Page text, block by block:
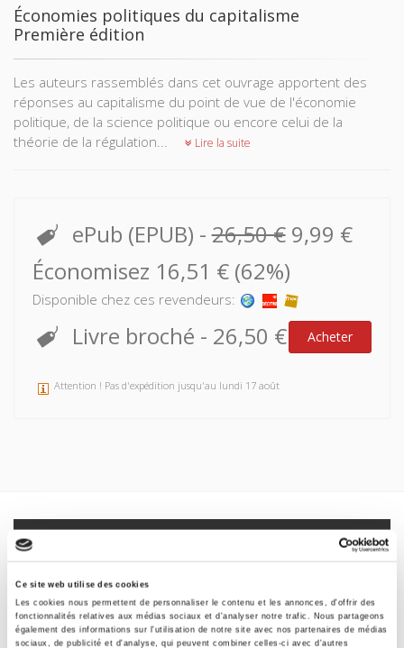
Ce site web utilise des cookies
Les cookies nous permettent de personnaliser le contenu et les annonces, d'offrir des
fonctionnalités relatives aux médias sociaux et d'analyser notre trafic. Nous partageons
également des informations sur l'utilisation de notre site avec nos partenaires de médias
sociaux, de publicité et d'analyse, qui peuvent combiner celles-ci avec d'autres
Économies politiques du capitalisme
Première édition
Les auteurs rassemblés dans cet ouvrage apportent des
réponses au capitalisme du point de vue de l'économie
politique, de la science politique ou encore celui de la
théorie de la régulation...
Lire la suite
ePub (EPUB) -26,50 € 9,99 €
Économisez 16,51 € (62%)
Disponible chez ces revendeurs:
Livre broché - 26,50 € Acheter
Attention ! Pas d'expédition jusqu'au lundi 17 août
Formats
Sommaire